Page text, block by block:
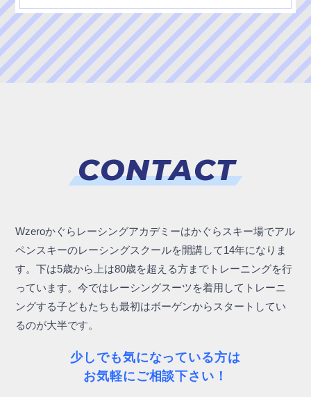
CONTACT
Wzeroかぐらレーシングアカデミーはかぐらスキー場でアル
ペンスキーのレーシングスクールを開講して14年になりま
す。下は5歳から上は80歳を超える方までトレーニングを行
っています。今ではレーシングスーツを着用してトレーニ
ングする子どもたちも最初はボーゲンからスタートしてい
るのが大半です。
少しでも気になっている方は
お気軽にご相談下さい！